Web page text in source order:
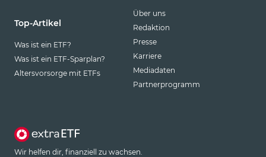
Top-Artikel
Was ist ein ETF?
Was ist ein ETF-Sparplan?
Altersvorsorge mit ETFs
Über uns
Redaktion
Presse
Karriere
Mediadaten
Partnerprogramm
Wir helfen dir, finanziell zu wachsen.